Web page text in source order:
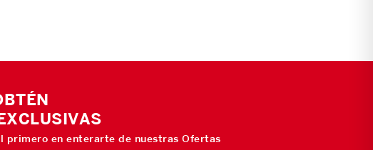
primero en enterarte de nuestras Ofertas